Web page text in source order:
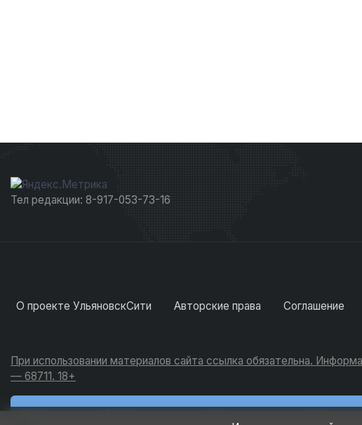
Тел редакции: 8-917-053-73-16
О проекте УльяновскСити Авторские права Соглашение
При использовании материалов сайта ссылка обязательна.
— 68711. 18+